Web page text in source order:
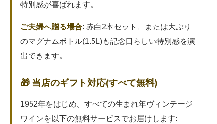
特別感が喜ばれます。
ご夫婦へ贈る場合: 赤白2本セット、または大ぶり
のマグナムボトル(1.5L)も記念日らしい特別感を演
出できます。
🎁 当店のギフト対応(すべて無料)
1952年をはじめ、すべての生まれ年ヴィンテージ
ワインを以下の無料サービスでお届けします: